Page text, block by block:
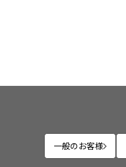
一般のお客様